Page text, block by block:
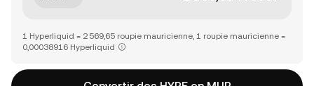
1 Hyperliquid = 2 569,65 roupie mauricienne, 1 roupie mauricienne =
0,00038916 Hyperliquid